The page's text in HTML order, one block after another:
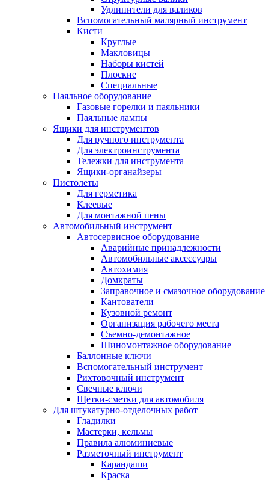
Удлинители для валиков
Вспомогательный малярный инструмент
Кисти
Круглые
Макловицы
Наборы кистей
Плоские
Специальные
Паяльное оборудование
Газовые горелки и паяльники
Паяльные лампы
Ящики для инструментов
Для ручного инструмента
Для электроинструмента
Тележки для инструмента
Ящики-органайзеры
Пистолеты
Для герметика
Клеевые
Для монтажной пены
Автомобильный инструмент
Автосервисное оборудование
Аварийные принадлежности
Автомобильные аксессуары
Автохимия
Домкраты
Заправочное и смазочное оборудование
Кантователи
Кузовной ремонт
Организация рабочего места
Съемно-демонтажное
Шиномонтажное оборудование
Баллонные ключи
Вспомогательный инструмент
Рихтовочный инструмент
Свечные ключи
Щетки-сметки для автомобиля
Для штукатурно-отделочных работ
Гладилки
Мастерки, кельмы
Правила алюминиевые
Разметочный инструмент
Карандаши
Краска